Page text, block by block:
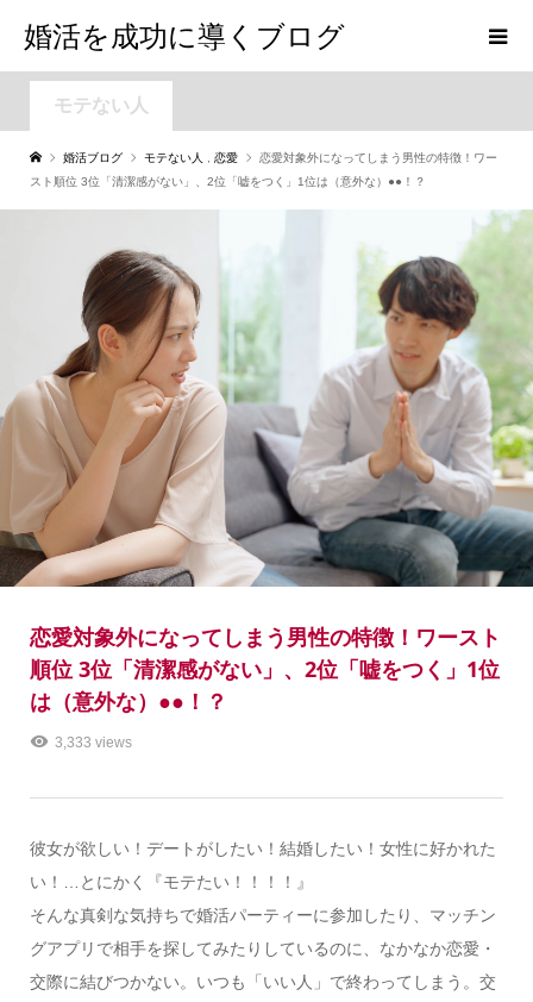
婚活を成功に導くブログ
モテない人
婚活ブログ モテない人 恋愛
恋愛対象外になってしまう男性の特徴！ワー
スト順位 3位「清潔感がない」、2位「嘘をつく」1位は（意外な）●●！？
恋愛対象外になってしまう男性の特徴！ワースト
順位 3位「清潔感がない」、2位「嘘をつく」1位
は（意外な）●●！？
3,333 views
彼女が欲しい！デートがしたい！結婚したい！女性に好かれた
い！…とにかく『モテたい！！！！』
そんな真剣な気持ちで婚活パーティーに参加したり、マッチン
グアプリで相手を探してみたりしているのに、なかなか恋愛・
交際に結びつかない。いつも「いい人」で終わってしまう。交